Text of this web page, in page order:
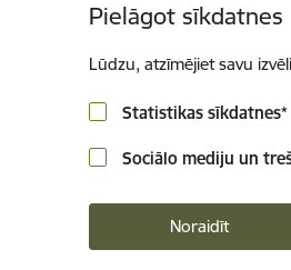
Pielāgot sīkdatnes
Lūdzu, atzīmējiet savu
Statistikas sīkdatnes*
Sociālo mediju un
Noraidīt